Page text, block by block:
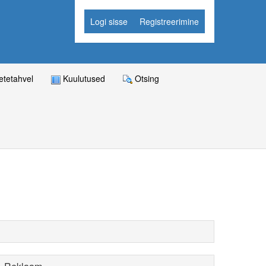
Logi sisse Registreerimine
Kuulutused Otsing